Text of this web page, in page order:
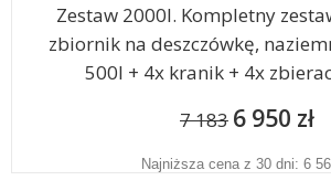
Zestaw 2000l. Kompletny
zbiornik na deszczówkę,
500l + 4x kranik + 4x
7 183 6 950 zł
Najniższa cena z 30 dni: 6